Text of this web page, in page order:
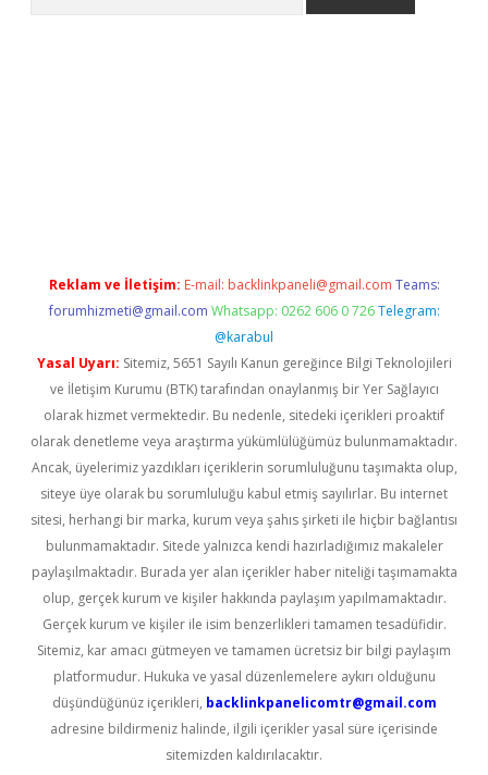
Reklam ve İletişim: E-mail: backlinkpaneli@gmail.com Teams:
forumhizmeti@gmail.com Whatsapp: 0262 606 0 726 Telegram:
@karabul
Yasal Uyarı: Sitemiz, 5651 Sayılı Kanun gereğince Bilgi Teknolojileri
ve İletişim Kurumu (BTK) tarafından onaylanmış bir Yer Sağlayıcı
olarak hizmet vermektedir. Bu nedenle, sitedeki içerikleri proaktif
olarak denetleme veya araştırma yükümlülüğümüz bulunmamaktadır.
Ancak, üyelerimiz yazdıkları içeriklerin sorumluluğunu taşımakta olup,
siteye üye olarak bu sorumluluğu kabul etmiş sayılırlar. Bu internet
sitesi, herhangi bir marka, kurum veya şahıs şirketi ile hiçbir bağlantısı
bulunmamaktadır. Sitede yalnızca kendi hazırladığımız makaleler
paylaşılmaktadır. Burada yer alan içerikler haber niteliği taşımamakta
olup, gerçek kurum ve kişiler hakkında paylaşım yapılmamaktadır.
Gerçek kurum ve kişiler ile isim benzerlikleri tamamen tesadüfidir.
Sitemiz, kar amacı gütmeyen ve tamamen ücretsiz bir bilgi paylaşım
platformudur. Hukuka ve yasal düzenlemelere aykırı olduğunu
düşündüğünüz içerikleri, backlinkpanelicomtr@gmail.com
adresine bildirmeniz halinde, ilgili içerikler yasal süre içerisinde
sitemizden kaldırılacaktır.